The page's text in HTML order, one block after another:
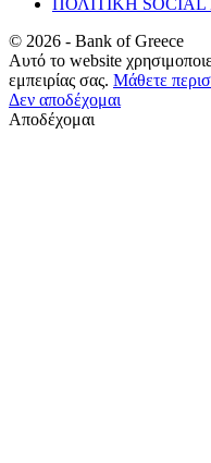
© 2026 - Bank of Greece
Αυτό το website
εμπειρίας σας. Μάθετε
Δεν αποδέχομαι
Αποδέχομαι